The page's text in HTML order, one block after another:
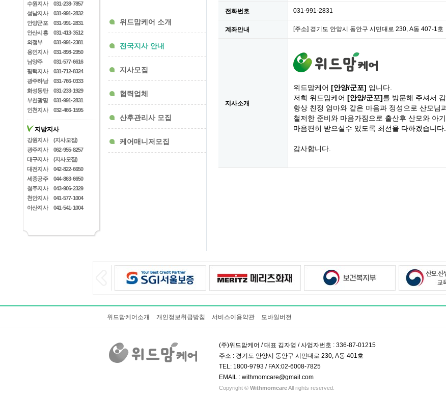
위드맘케어 소개
전국지사 안내
지사모집
협력업체
산후관리사 모집
케어매니저모집
수원지사
031-238-7857
성남지사
031-991-2832
안양군포
031-991-2831
안산시흥
031-413-3512
의정부
031-991-2381
용인지사
031-898-2950
남양주
031-577-6616
평택지사
031-712-8324
광주하남
031-766-0333
화성동탄
031-233-1929
부천광명
031-991-2831
인천지사
032-466-1595
지방지사
강원지사
(지사모집)
광주지사
062-955-8257
대구지사
(지사모집)
대전지사
042-822-6650
세종공주
044-863-6650
청주지사
043-906-2329
천안지사
041-577-1004
아산지사
041-541-1004
전화번호 031-991-2831
계좌안내 [주소] 경기도 안양시 동안구 시민대로 230, A동 407-1호
지사소개
위드맘케어 [안양/군포] 입니다.
저희 위드맘케어 [안양/군포]를 방문해 주셔서
항상 친정 엄마와 같은 마음과 정성으로 산모님
철저한 준비와 마음가짐으로 출산후 산모와 아
마음편히 받으실수 있도록 최선을 다하겠습니다.
감사합니다.
위드맘케어소개 개인정보취급방침 서비스이용약관 모바일버전
(주)위드맘케어 / 대표 김자영 / 사업자번호 : 336-87-01215
주소 : 경기도 안양시 동안구 시민대로 230, A동 401호
TEL: 1800-9793 / FAX:02-6008-7825
EMAIL : withmomcare@gmail.com
Copyright © WithmomcareAll rights reserved.